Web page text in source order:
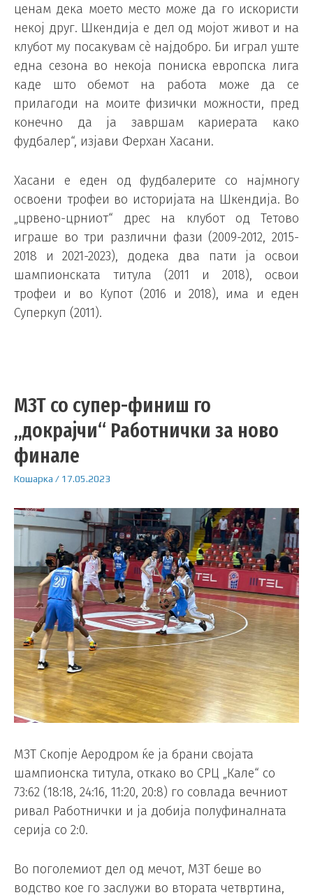
ценам дека моето место може да го искористи
некој друг. Шкендија е дел од мојот живот и на
клубот му посакувам сѐ најдобро. Би играл уште
една сезона во некоја пониска европска лига
каде што обемот на работа може да се
прилагоди на моите физички можности, пред
конечно да ја завршам кариерата како
фудбалер“, изјави Ферхан Хасани.
Хасани е еден од фудбалерите со најмногу
освоени трофеи во историјата на Шкендија. Во
„црвено-црниот“ дрес на клубот од Тетово
играше во три различни фази (2009-2012, 2015-
2018 и 2021-2023), додека два пати ја освои
шампионската титула (2011 и 2018), освои
трофеи и во Купот (2016 и 2018), има и еден
Суперкуп (2011).
МЗТ со супер-финиш го
„докрајчи“ Работнички за ново
финале
Кошарка / 17.05.2023
МЗТ Скопје Аеродром ќе ја брани својата
шампионска титула, откако во СРЦ „Кале“ со
73:62 (18:18, 24:16, 11:20, 20:8) го совлада вечниот
ривал Работнички и ја добија полуфиналната
серија со 2:0.
Во поголемиот дел од мечот, МЗТ беше во
водство кое го заслужи во втората четвртина,